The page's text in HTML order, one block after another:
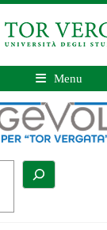
Menu